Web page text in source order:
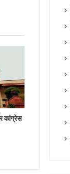
कांग्रेस